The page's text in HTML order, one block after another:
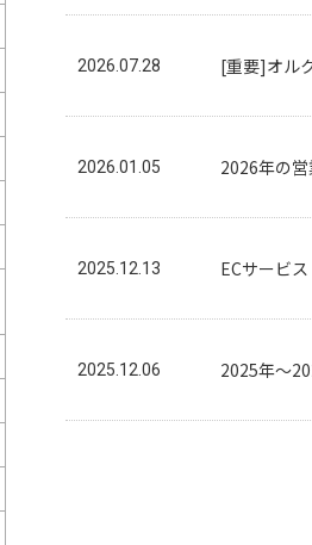
2026.07.28 [重要]オル
2026.01.05 2026年の営
2025.12.13 ECサービ
2025.12.06 2025年〜